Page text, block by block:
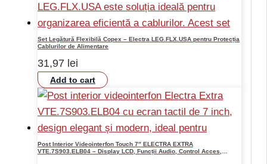
Set Legătură Flexibilă Copex – Electra LEG.FLX.USA pentru Protecția
Cablurilor de Alimentare
31,97 lei
Add to cart
Post Interior Videointerfon Touch 7″ ELECTRA EXTRA
VTE.7S903.ELB04 – Display LCD, Funcții Audio, Control Acces,